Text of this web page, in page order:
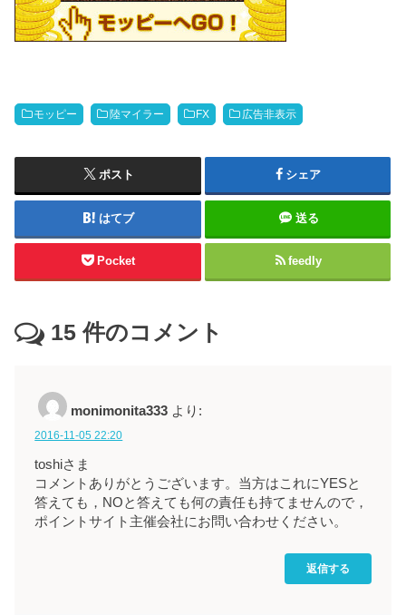
モッピー 陸マイラー FX 広告非表示
ポスト シェア
はてブ 送る
Pocket feedly
15 件のコメント
monimonita333 より:
2016-11-05 22:20
toshiさま
コメントありがとうございます。当方はこれにYESと
答えても，NOと答えても何の責任も持てませんので，
ポイントサイト主催会社にお問い合わせください。
返信する